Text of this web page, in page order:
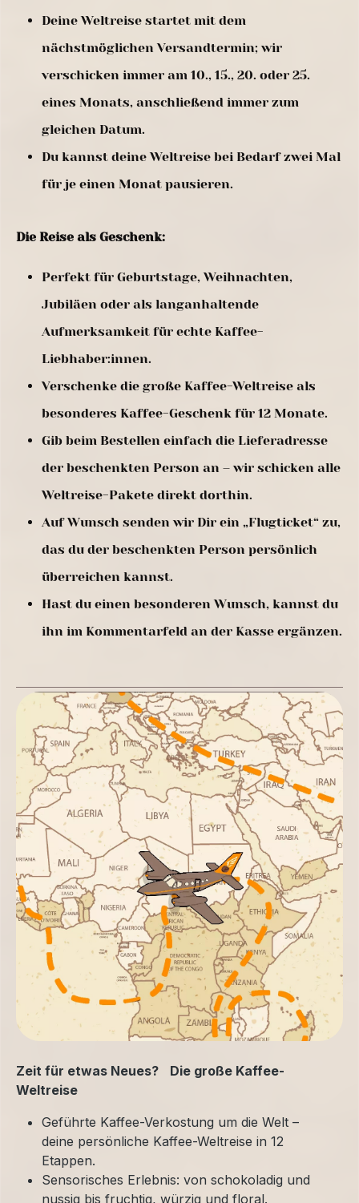
Zeit für etwas Neues? Die große Kaffee-
Weltreise
Geführte Kaffee-Verkostung um die Welt –
deine persönliche Kaffee-Weltreise in 12
Etappen.
Sensorisches Erlebnis: von schokoladig und
nussig bis fruchtig, würzig und floral.
Deine Weltreise startet mit dem
nächstmöglichen Versandtermin; wir
verschicken immer am 10., 15., 20. oder 25.
eines Monats, anschließend immer zum
gleichen Datum.
Du kannst deine Weltreise bei Bedarf zwei Mal
für je einen Monat pausieren.
Die Reise als Geschenk:
Perfekt für Geburtstage, Weihnachten,
Jubiläen oder als langanhaltende
Aufmerksamkeit für echte Kaffee-
Liebhaber:innen.
Verschenke die große Kaffee-Weltreise als
besonderes Kaffee-Geschenk für 12 Monate.
Gib beim Bestellen einfach die Lieferadresse
der beschenkten Person an – wir schicken alle
Weltreise-Pakete direkt dorthin.
Auf Wunsch senden wir Dir ein „Flugticket“ zu,
das du der beschenkten Person persönlich
überreichen kannst.
Hast du einen besonderen Wunsch, kannst du
ihn im Kommentarfeld an der Kasse ergänzen.